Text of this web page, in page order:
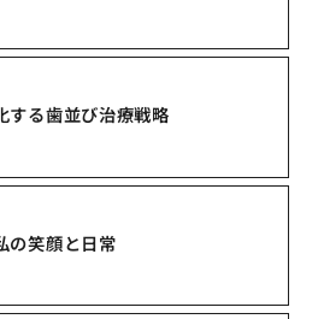
する歯並び治療戦略
の笑顔と日常